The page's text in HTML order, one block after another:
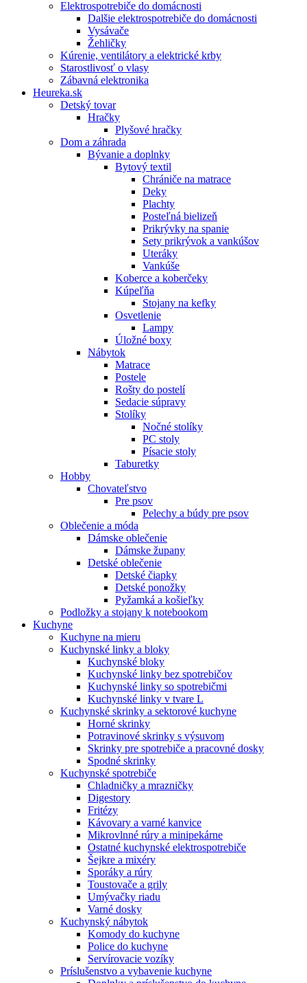
Elektrospotrebiče do domácnosti
Dalšie elektrospotrebiče do domácnosti
Vysávače
Žehličky
Kúrenie, ventilátory a elektrické krby
Starostlivosť o vlasy
Zábavná elektronika
Heureka.sk
Detský tovar
Hračky
Plyšové hračky
Dom a záhrada
Bývanie a doplnky
Bytový textil
Chrániče na matrace
Deky
Plachty
Posteľná bielizeň
Prikrývky na spanie
Sety prikrývok a vankúšov
Uteráky
Vankúše
Koberce a koberčeky
Kúpeľňa
Stojany na kefky
Osvetlenie
Lampy
Úložné boxy
Nábytok
Matrace
Postele
Rošty do postelí
Sedacie súpravy
Stolíky
Nočné stolíky
PC stoly
Písacie stoly
Taburetky
Hobby
Chovateľstvo
Pre psov
Pelechy a búdy pre psov
Oblečenie a móda
Dámske oblečenie
Dámske župany
Detské oblečenie
Detské čiapky
Detské ponožky
Pyžamká a košieľky
Podložky a stojany k notebookom
Kuchyne
Kuchyne na mieru
Kuchynské linky a bloky
Kuchynské bloky
Kuchynské linky bez spotrebičov
Kuchynské linky so spotrebičmi
Kuchynské linky v tvare L
Kuchynské skrinky a sektorové kuchyne
Horné skrinky
Potravinové skrinky s výsuvom
Skrinky pre spotrebiče a pracovné dosky
Spodné skrinky
Kuchynské spotrebiče
Chladničky a mrazničky
Digestory
Fritézy
Kávovary a varné kanvice
Mikrovlnné rúry a minipekárne
Ostatné kuchynské elektrospotrebiče
Šejkre a mixéry
Sporáky a rúry
Toustovače a grily
Umývačky riadu
Varné dosky
Kuchynský nábytok
Komody do kuchyne
Police do kuchyne
Servírovacie vozíky
Príslušenstvo a vybavenie kuchyne